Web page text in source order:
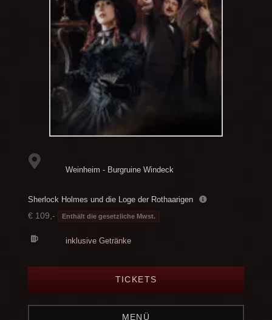
Weinheim - Burgruine Windeck
Sherlock Holmes und die Loge der Rothaarigen
€ 109,- Enthält die gesetzliche Mwst.
inklusive Getränke
TICKETS
MENÜ